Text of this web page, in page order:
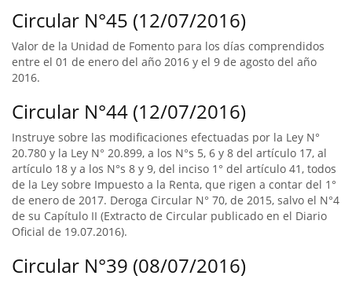
Circular N°45 (12/07/2016)
Valor de la Unidad de Fomento para los días comprendidos
entre el 01 de enero del año 2016 y el 9 de agosto del año
2016.
Circular N°44 (12/07/2016)
Instruye sobre las modificaciones efectuadas por la Ley N°
20.780 y la Ley N° 20.899, a los N°s 5, 6 y 8 del artículo 17, al
artículo 18 y a los N°s 8 y 9, del inciso 1° del artículo 41, todos
de la Ley sobre Impuesto a la Renta, que rigen a contar del 1°
de enero de 2017. Deroga Circular N° 70, de 2015, salvo el N°4
de su Capítulo II (Extracto de Circular publicado en el Diario
Oficial de 19.07.2016).
Circular N°39 (08/07/2016)